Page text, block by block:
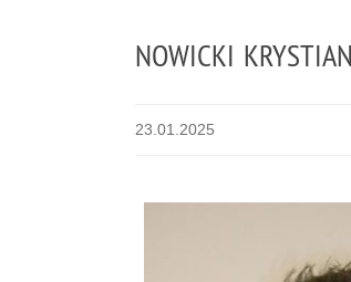
NOWICKI KRYSTIAN
23.01.2025